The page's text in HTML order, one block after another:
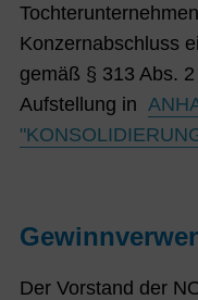
Konzernabschluss
gemäß § 313 Abs.
Aufstellung in
Der Vorstand der